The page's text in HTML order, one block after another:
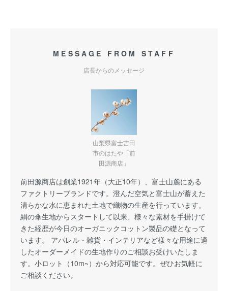
MESSAGE FROM STAFF
店長からのメッセージ
山梨県富士吉田
市のはたや「前
田源商店」
前田源商店は創業1921年（大正10年）、富士山麓にある
ファクトリーブランドです。澄んだ空気と富士山が蓄えた
清らかな水に恵まれた土地で織物の生産を行っています。
絹の傘生地からスタートして以来、様々な素材を手掛けて
きた経歴が今日のオーガニックコットン製品の礎となって
います。 アパレル・雑貨・インテリアなど様々な用途に適
したオーダーメイドの生地作りのご相談お受けいたしま
す。小ロット（10m~）から対応可能です。ぜひお気軽に
ご相談ください。